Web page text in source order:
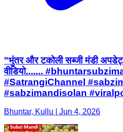
"भुंतर और टकोली सब्जी मंडी
वीडियो.......
#SatrangiChannel
#sabzimandisolan
Bhuntar, Kullu | Jun 4, 2026